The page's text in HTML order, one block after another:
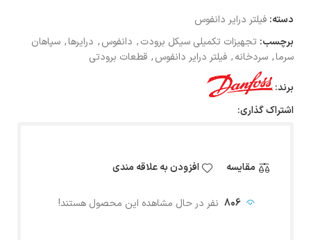
دسته: فیلتر درایر دانفوس
برچسب: تجهیزات تکمیلی سیکل برودت, دانفوس, درایرها, سپاهان
سرما, سردخانه, فیلتر درایر دانفوس, قطعات برودتی
برند:
اشتراک گذاری:
مقایسه افزودن به علاقه مندی
806 نفر در حال مشاهده این محصول هستند!